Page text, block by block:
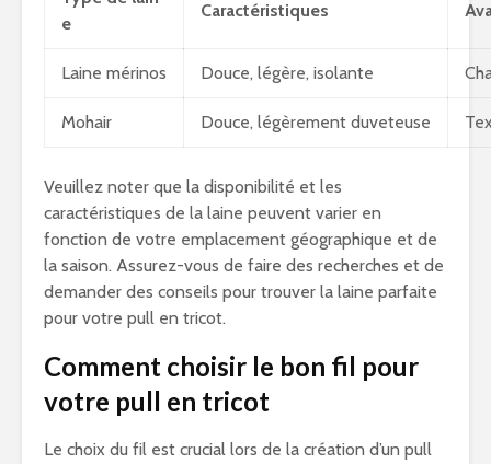
e
Caractéristiques
Laine mérinos Douce, légère, isolante
Mohair Douce, légèrement duveteuse
Veuillez noter que la disponibilité et les
caractéristiques de la laine peuvent varier en
fonction de votre emplacement géographique et de
la saison. Assurez-vous de faire des recherches et de
demander des conseils pour trouver la laine parfaite
pour votre pull en tricot.
Comment choisir le bon fil pour
votre pull en tricot
Le choix du fil est crucial lors de la création d’un pull